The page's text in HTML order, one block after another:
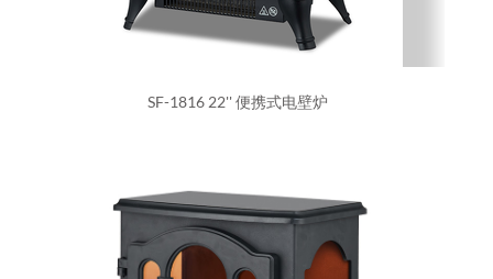
SF-1816 22'' 便携式电壁炉